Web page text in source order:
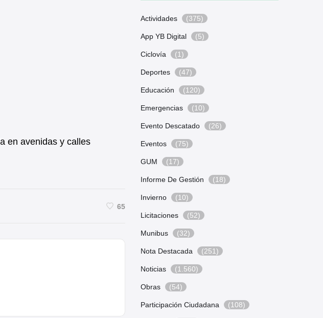
en avenidas y calles
65
Actividades (375)
App YB Digital (5)
Ciclovía (1)
Deportes (47)
Educación (120)
Emergencias (10)
Evento Descatado (26)
Eventos (75)
GUM (17)
Informe De Gestión (18)
Invierno (10)
Licitaciones (52)
Munibus (32)
Nota Destacada (251)
Noticias (1.560)
Obras (54)
Participación Ciudadana (108)